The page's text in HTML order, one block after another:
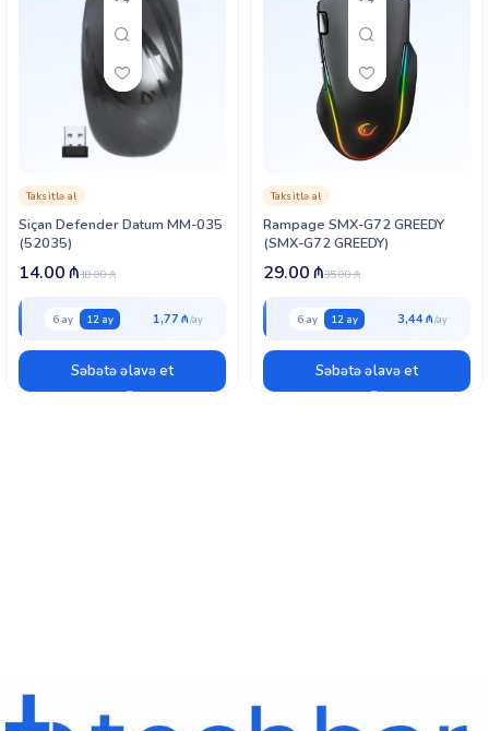
Siçan Defender Datum MM-035
(52035)
Taksitlə al
18.00₼
14.00₼
6 ay 12 ay 1,77 ₼
Səbətə əlavə et
Rampage SMX-G72 GREEDY
(SMX-G72 GREEDY)
Taksitlə al
35.00₼
29.00₼
6 ay 12 ay 3,44 ₼
Səbətə əlavə et